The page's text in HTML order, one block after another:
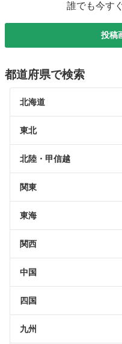
誰でも今す
投稿
都道府県で検索
北海道
東北
北陸・甲信越
関東
東海
関西
中国
四国
九州